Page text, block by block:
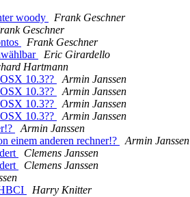
woody
Frank Geschner
Geschner
Frank Geschner
Eric Girardello
Hartmann
10.3??
Armin Janssen
10.3??
Armin Janssen
10.3??
Armin Janssen
10.3??
Armin Janssen
Armin Janssen
einem anderen rechner!?
Armin Janssen
Clemens Janssen
Clemens Janssen
Harry Knitter